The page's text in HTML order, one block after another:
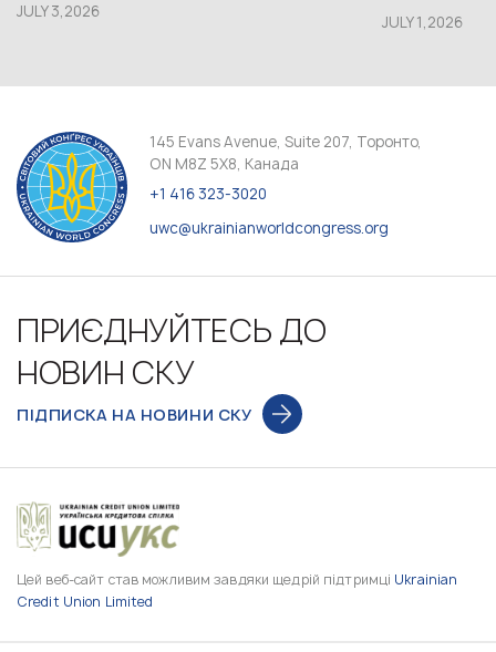
JULY 3,2026
JULY 1,2026
145 Evans Avenue, Suite 207, Торонто,
ON M8Z 5X8, Канада
+1 416 323-3020
uwc@ukrainianworldcongress.org
ПРИЄДНУЙТЕСЬ ДО
НОВИН СКУ
ПІДПИСКА НА НОВИНИ СКУ
Цей веб-сайт став можливим завдяки щедрій підтримці Ukrainian
Credit Union Limited